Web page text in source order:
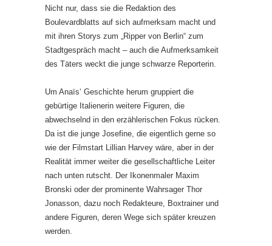
Nicht nur, dass sie die Redaktion des
Boulevardblatts auf sich aufmerksam macht und
mit ihren Storys zum „Ripper von Berlin“ zum
Stadtgespräch macht – auch die Aufmerksamkeit
des Täters weckt die junge schwarze Reporterin.
Um Anaïs‘ Geschichte herum gruppiert die
gebürtige Italienerin weitere Figuren, die
abwechselnd in den erzählerischen Fokus rücken.
Da ist die junge Josefine, die eigentlich gerne so
wie der Filmstart Lillian Harvey wäre, aber in der
Realität immer weiter die gesellschaftliche Leiter
nach unten rutscht. Der Ikonenmaler Maxim
Bronski oder der prominente Wahrsager Thor
Jonasson, dazu noch Redakteure, Boxtrainer und
andere Figuren, deren Wege sich später kreuzen
werden.